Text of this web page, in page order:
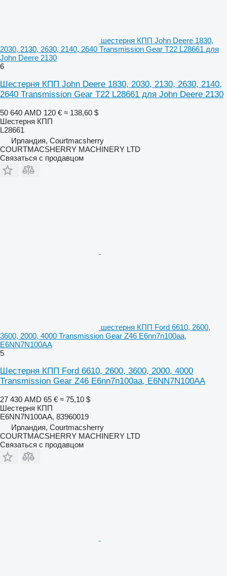
шестерня КПП John Deere 1830,
2030, 2130, 2630, 2140, 2640 Transmission Gear T22 L28661 для
John Deere 2130
6
Шестерня КПП John Deere 1830, 2030, 2130, 2630, 2140,
2640 Transmission Gear T22 L28661 для John Deere 2130
50 640 AMD 120 € ≈ 138,60 $
Шестерня КПП
L28661
Ирландия, Courtmacsherry
COURTMACSHERRY MACHINERY LTD
Связаться с продавцом
шестерня КПП Ford 6610, 2600,
3600, 2000, 4000 Transmission Gear Z46 E6nn7n100aa,
E6NN7N100AA
5
Шестерня КПП Ford 6610, 2600, 3600, 2000, 4000
Transmission Gear Z46 E6nn7n100aa, E6NN7N100AA
27 430 AMD 65 € ≈ 75,10 $
Шестерня КПП
E6NN7N100AA, 83960019
Ирландия, Courtmacsherry
COURTMACSHERRY MACHINERY LTD
Связаться с продавцом